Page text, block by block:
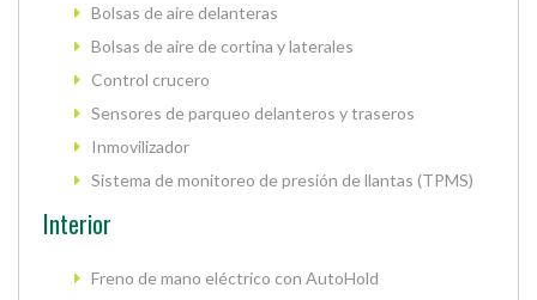
Bolsas de aire delanteras
Bolsas de aire de cortina y laterales
Control crucero
Sensores de parqueo delanteros y traseros
Inmovilizador
Sistema de monitoreo de presión de llantas (TPMS)
Interior
Freno de mano eléctrico con AutoHold